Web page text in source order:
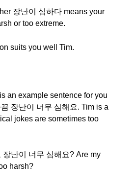
장난이 심하다 means your
or too extreme.
suits you well Tim.
an example sentence for you
장난이 너무 심해요. Tim is a
jokes are sometimes too
장난이 너무 심해요? Are my
harsh?